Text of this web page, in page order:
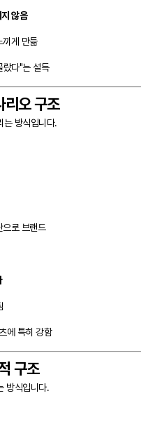
않음
끼게 만듦
다"는 설득
리오 구조
는 방식입니다.
으로 브랜드
에 특히 강함
구조
방식입니다.